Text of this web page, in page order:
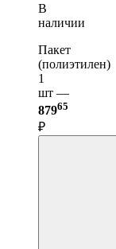
В
наличии
Пакет
(полиэтилен)
1
шт —
87965
₽